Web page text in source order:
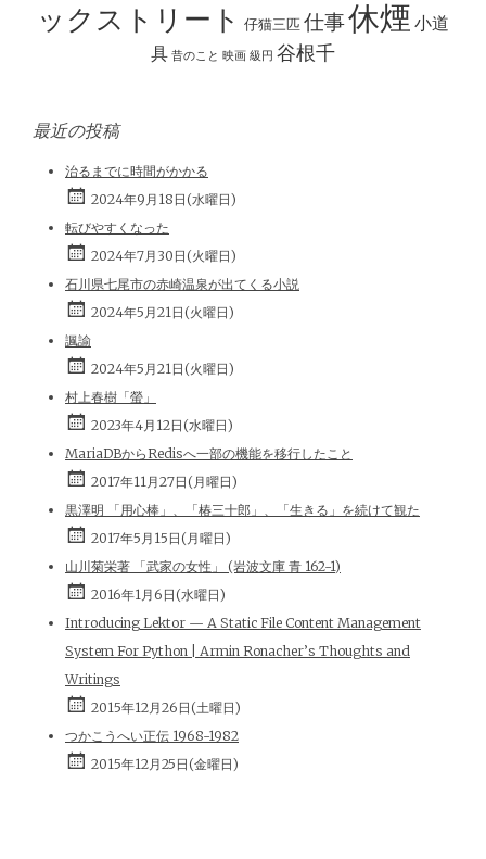
ックストリート
仔猫三匹 仕事休煙 小道
具 昔のこと 映画 級円 谷根千
最近の投稿
治るまでに時間がかかる
2024年9月18日(水曜日)
転びやすくなった
2024年7月30日(火曜日)
石川県七尾市の赤崎温泉が出てくる小説
2024年5月21日(火曜日)
諷諭
2024年5月21日(火曜日)
村上春樹「螢」
2023年4月12日(水曜日)
MariaDBからRedisへ一部の機能を移行したこと
2017年11月27日(月曜日)
黒澤明 「用心棒」、「椿三十郎」、「生きる」を続けて観た
2017年5月15日(月曜日)
山川菊栄著 「武家の女性」 (岩波文庫 青 162-1)
2016年1月6日(水曜日)
Introducing Lektor — A Static File Content Management
System For Python | Armin Ronacher’s Thoughts and
Writings
2015年12月26日(土曜日)
つかこうへい正伝 1968-1982
2015年12月25日(金曜日)